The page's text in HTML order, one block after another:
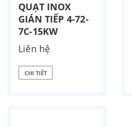
QUẠT INOX
GIÁN TIẾP 4-72-
7C-15KW
Liên hệ
CHI TIẾT